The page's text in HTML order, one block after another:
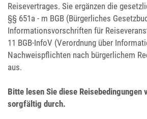
ÜBER UNS...
Reisevertrages. Sie ergänzen die
§§ 651a - m BGB (Bürgerliches
Informationsvorschriften für
11 BGB-InfoV (Verordnung über
Nachweispflichten nach bürgerlichem
aus.
Bitte lesen Sie diese Reisebedingungen
sorgfältig durch.